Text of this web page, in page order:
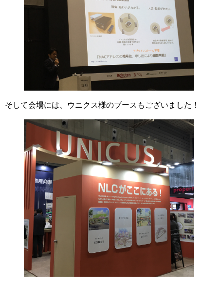
そして会場には、ウニクス様のブースもございました！